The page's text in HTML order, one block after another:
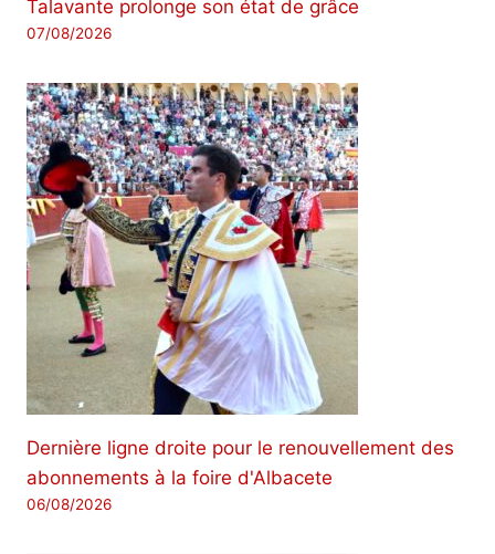
Talavante prolonge son état de grâce
07/08/2026
Dernière ligne droite pour le renouvellement des
abonnements à la foire d'Albacete
06/08/2026